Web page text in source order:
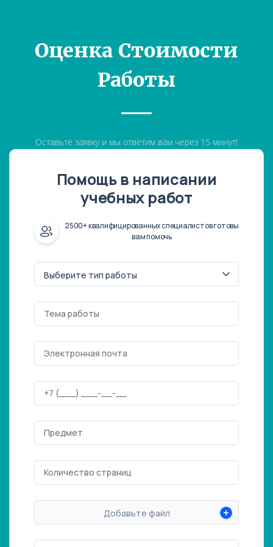
Оценка Стоимости
Работы
Оставьте заявку и мы ответим вам через 15 минут!
Помощь в написании
учебных работ
2500+ квалифицированных специалистов готовы
вам помочь
Добавьте файл +